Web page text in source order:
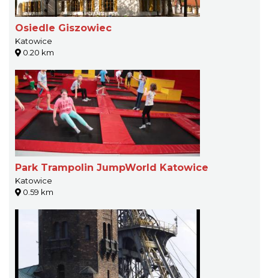
Osiedle Giszowiec
Katowice
0.20 km
Park Trampolin JumpWorld Katowice
Katowice
0.59 km